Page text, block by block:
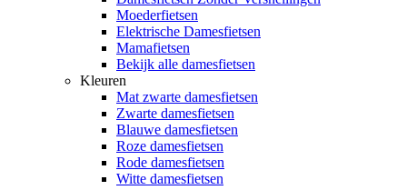
Moederfietsen
Elektrische Damesfietsen
Mamafietsen
Bekijk alle damesfietsen
Kleuren
Mat zwarte damesfietsen
Zwarte damesfietsen
Blauwe damesfietsen
Roze damesfietsen
Rode damesfietsen
Witte damesfietsen